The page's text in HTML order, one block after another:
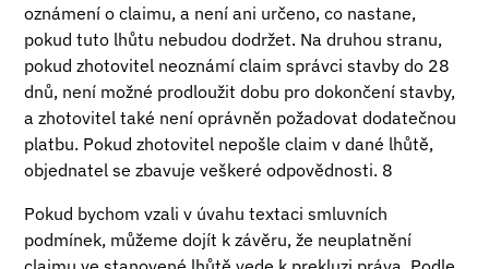
oznámení o claimu, a není ani určeno, co nastane,
pokud tuto lhůtu nebudou dodržet. Na druhou stranu,
pokud zhotovitel neoznámí claim správci stavby do 28
dnů, není možné prodloužit dobu pro dokončení stavby,
a zhotovitel také není oprávněn požadovat dodatečnou
platbu. Pokud zhotovitel nepošle claim v dané lhůtě,
objednatel se zbavuje veškeré odpovědnosti. 8
Pokud bychom vzali v úvahu textaci smluvních
podmínek, můžeme dojít k závěru, že neuplatnění